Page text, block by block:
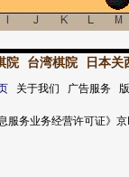
院 台湾棋院 日本关
关于我们 广告服务
服务业务经营许可证